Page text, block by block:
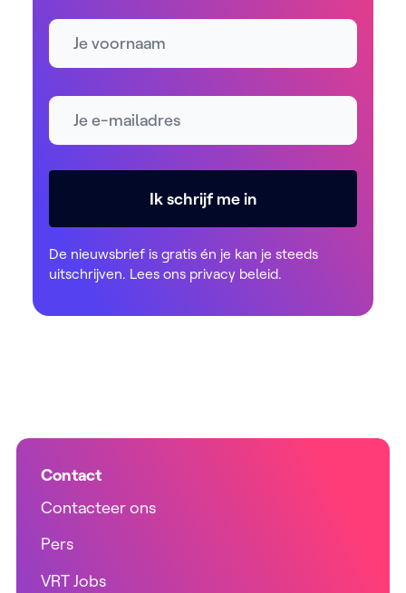
Naam
E-mailadres *
Ik schrijf me in
De nieuwsbrief is gratis én je kan je steeds
uitschrijven. Lees ons privacy beleid.
Contact
Contacteer ons
Pers
VRT Jobs